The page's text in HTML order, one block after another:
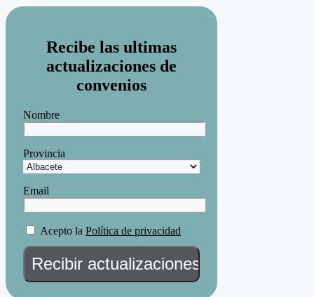
Recibe las ultimas
actualizaciones de
convenios
Nombre
Provincia
Email
Acepto la Política de privacidad